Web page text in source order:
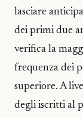
lasciare
dei primi due
verifica la
frequenza dei
superiore. A
degli iscritti al